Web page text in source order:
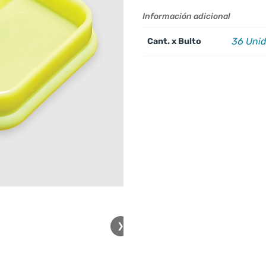
❯
Información adicional
Cant. x Bulto 36